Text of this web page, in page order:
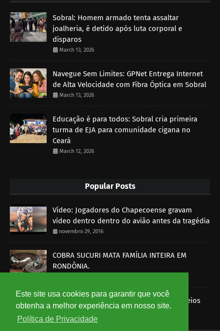
Este site usa cookies para garantir que você
obtenha a melhor experiência em nosso site.
Política de Privacidade
Sobral: Homem armado tenta assaltar
joalheria, é detido após luta corporal e
disparos
March 13, 2026
Navegue Sem Limites: GPNet Entrega Internet
de Alta Velocidade com Fibra Óptica em Sobral
March 13, 2026
Educação é para todos: Sobral cria primeira
turma de EJA para comunidade cigana no
Ceará
March 12, 2026
Popular Posts
Vídeo: Jogadores do Chapecoense gravam
vídeo dentro dentro do avião antes da tragédia
novembro 29, 2016
COBRA SUCURI MATA FAMÍLIA INTEIRA EM
RONDÔNIA.
Imagens mostram funcionários dos Correios
roubando encomendas
agosto 07, 2014